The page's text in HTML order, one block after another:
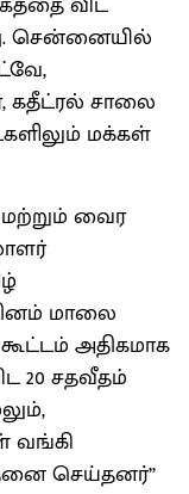
சென்னையில்
கதீட்ரல் சாலை
மக்கள்
வைர
மாலை
அதிகமாக
20 சதவீதம்
வங்கி
செய்தனர்’’